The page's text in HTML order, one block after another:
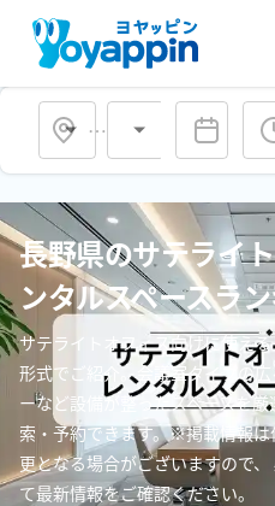
会場タイプ
長野県のサテライ
ンタルスペースラ
サテライトオフィス向けに使え
形式でご紹介。会議室タイプの
ーなど設備が整ったスペースを
索・予約できます。※掲載情報
更となる場合がございますので
て最新情報をご確認ください。